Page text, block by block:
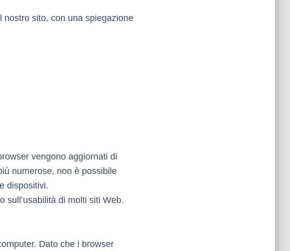
sito, con una spiegazione
vengono aggiornati di
numerose, non è possibile
dispositivi.
sull’usabilità di molti siti Web.
Dato che i browser